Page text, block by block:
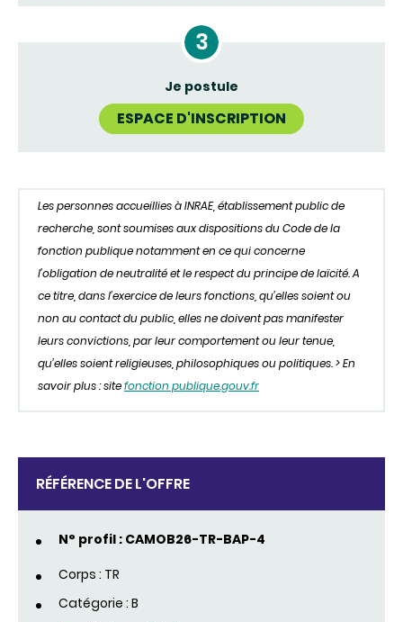
Je postule
ESPACE D'INSCRIPTION
Les personnes accueillies à INRAE, établissement public de
recherche, sont soumises aux dispositions du Code de la
fonction publique notamment en ce qui concerne
l’obligation de neutralité et le respect du principe de laïcité. A
ce titre, dans l’exercice de leurs fonctions, qu’elles soient ou
non au contact du public, elles ne doivent pas manifester
leurs convictions, par leur comportement ou leur tenue,
qu’elles soient religieuses, philosophiques ou politiques. > En
savoir plus : sitefonction publique.gouv.fr
RÉFÉRENCE DE L'OFFRE
N° profil : CAMOB26-TR-BAP-4
Corps : TR
Catégorie : B